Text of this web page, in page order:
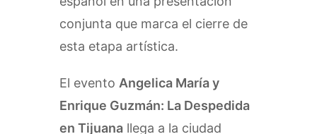
conjunta que marca el cierre de
esta etapa artística.
El evento Angelica María y
Enrique Guzmán: La Despedida
en Tijuana llega a la ciudad